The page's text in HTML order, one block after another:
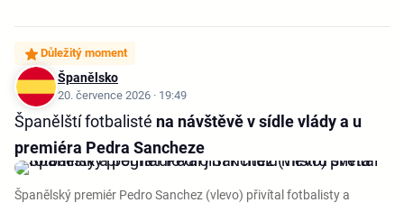
Důležitý moment
Španělsko
20. července 2026 · 19:49
Španělští fotbalisté na návštěvě v sídle vlády a u
premiéra Pedra Sancheze
Španělský premiér Pedro Sanchez (vlevo) přivítal fotbalisty a